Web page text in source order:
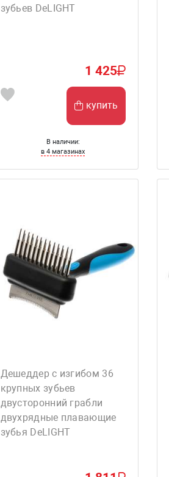
зубьев DeLIGHT
1 425
купить
В наличии:
в 4 магазинах
Дешеддер с изгибом 36
крупных зубьев
двусторонний грабли
двухрядные плавающие
зубья DeLIGHT